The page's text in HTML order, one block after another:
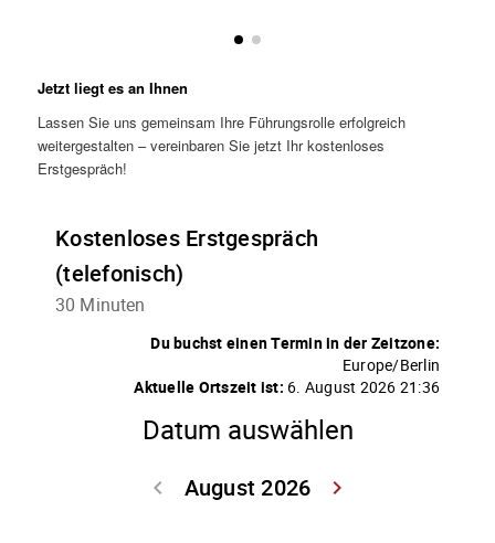
Jetzt liegt es an Ihnen
Lassen Sie uns gemeinsam Ihre Führungsrolle erfolgreich
weitergestalten – vereinbaren Sie jetzt Ihr kostenloses
Erstgespräch!